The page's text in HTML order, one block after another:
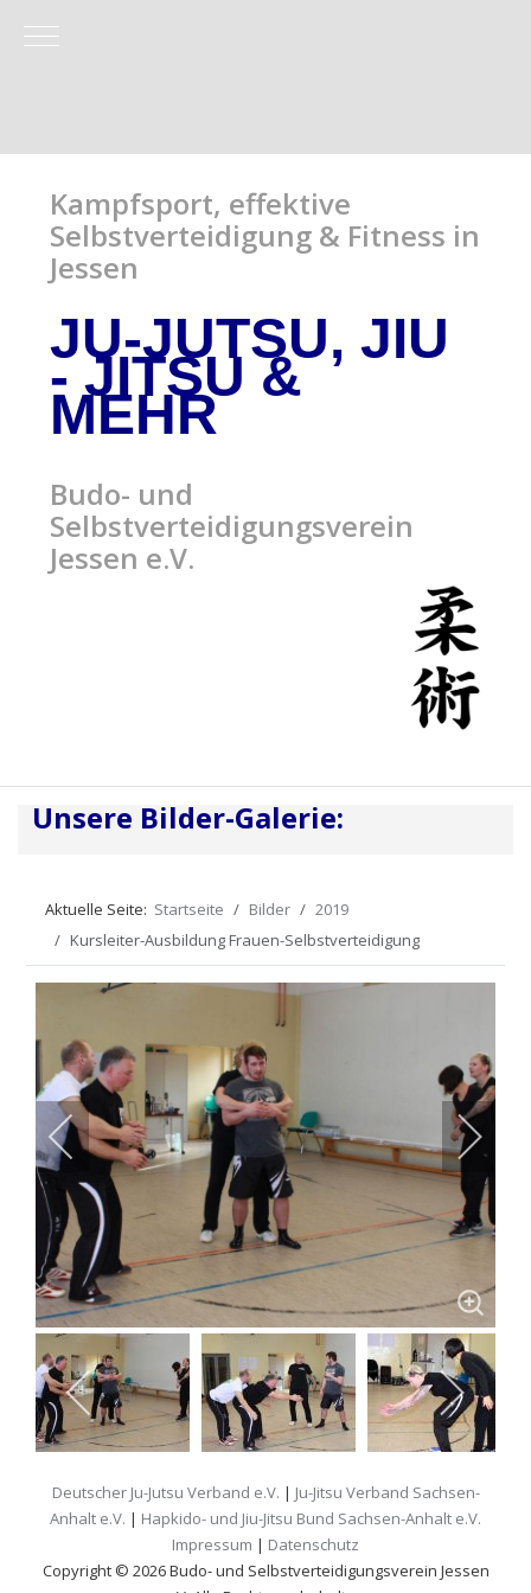
Mobile Menu Toggle
Kampfsport, effektive
Selbstverteidigung & Fitness in
Jessen
JU-JUTSU, JIU
- JITSU&
MEHR
Budo- und
Selbstverteidigungsverein
Jessen e.V.
Unsere Bilder-Galerie:
Aktuelle Seite: Startseite Bilder
2019
Kursleiter-Ausbildung Frauen-Selbstverteidigung
Deutscher Ju-Jutsu Verband e.V. | Ju-Jitsu Verband Sachsen-
Anhalt e.V. | Hapkido- und Jiu-Jitsu Bund Sachsen-Anhalt e.V.
Impressum | Datenschutz
Copyright © 2026 Budo- und Selbstverteidigungsverein Jessen